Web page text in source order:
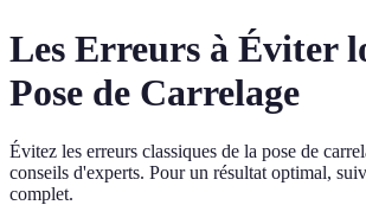
Les Erreurs à Éviter
Pose de Carrelage
Évitez les erreurs classiques de la pose de
conseils d'experts. Pour un résultat optimal,
complet.